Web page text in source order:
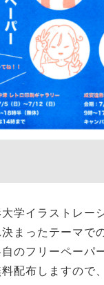
学イラストレー
まったテーマで
のフリーペーパ
配布しますので